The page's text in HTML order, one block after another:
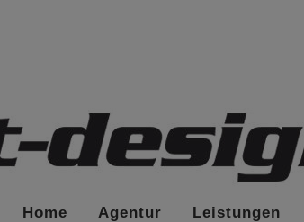
Home Agentur Leistungen